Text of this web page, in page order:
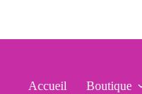
Accueil Boutique